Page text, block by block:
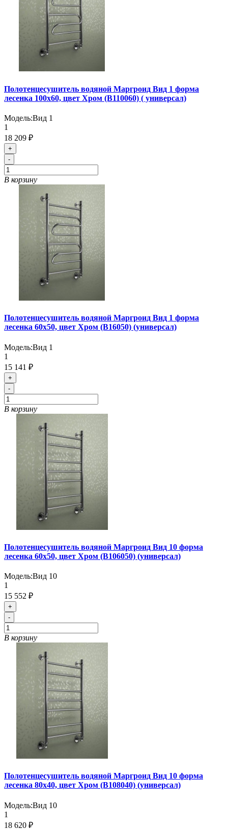
Полотенцесушитель водяной Маргроид Вид 1 форма
лесенка 100х60, цвет Хром (B110060) ( универсал)
Модель:Вид 1
1
18 209 ₽
+
-
В корзину
Полотенцесушитель водяной Маргроид Вид 1 форма
лесенка 60х50, цвет Хром (B16050) (универсал)
Модель:Вид 1
1
15 141 ₽
+
-
В корзину
Полотенцесушитель водяной Маргроид Вид 10 форма
лесенка 60х50, цвет Хром (B106050) (универсал)
Модель:Вид 10
1
15 552 ₽
+
-
В корзину
Полотенцесушитель водяной Маргроид Вид 10 форма
лесенка 80х40, цвет Хром (B108040) (универсал)
Модель:Вид 10
1
18 620 ₽